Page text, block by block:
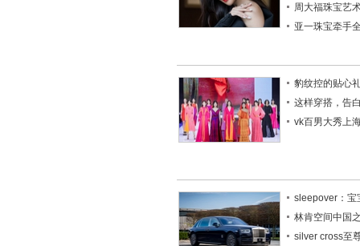
周大福珠宝艺
亚一珠宝牵手
豹纹控的贴心
这样穿搭，告
vk百男大秀上
sleepover：宝
林肯空间中国
silver cross至